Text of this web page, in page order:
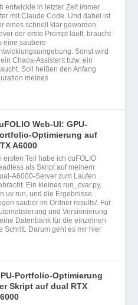
entwickle in letzter Zeit immer
mit Claude Code. Und dabei ist
eines schnell klar geworden.
der erste Prompt läuft, braucht
eine saubere
Sonst wird
Chaos-Assistent bzw. ein
Soll heißen den Anfang
meines
Web-UI: GPU-
Optimierung auf
A6000
ersten Teil habe ich cuFOLIO
als Skript auf meinem
A6000-Server zum Laufen
Ein kleines run_cvar.py,
uv run, und die Ergebnisse
sauber im Ordner results/. Für
und Versionierung
Datenbank für die einzelnen
Schritt. Darum geht es mir hier
Portfolio-Optimierung
Skript auf dual RTX